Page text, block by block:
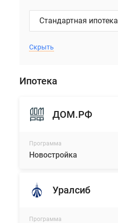
Стандартная ипотека
Скрыть
Ипотека
ДОМ.РФ
Программа
Новостройка
Уралсиб
Программа